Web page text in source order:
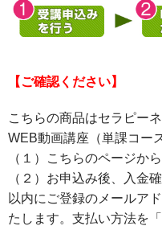
【ご確認ください】
こちらの商品はセラピー
WEB動画講座（単課コー
（１）こちらのページか
（２）お申込み後、入金
以内にご登録のメールア
たします。支払い方法を